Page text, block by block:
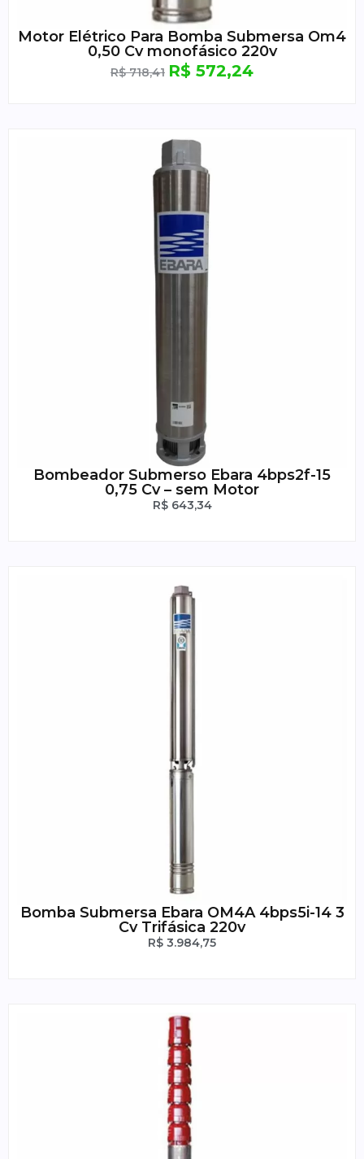
Motor Elétrico Para Bomba Submersa Om4
0,50 Cv monofásico 220v
R$718,41 R$ 572,24
Bombeador Submerso Ebara 4bps2f-15
0,75 Cv – sem Motor
R$643,34
Bomba Submersa Ebara OM4A 4bps5i-14 3
Cv Trifásica 220v
R$ 3.984,75